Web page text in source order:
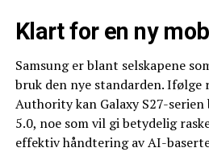
Klart for en ny
Samsung er blant selskapene
bruk den nye standarden.
Authority kan Galaxy S27-serien
5.0, noe som vil gi betydelig
effektiv håndtering av AI-